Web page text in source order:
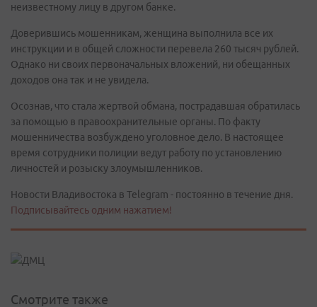
неизвестному лицу в другом банке.
Доверившись мошенникам, женщина выполнила все их
инструкции и в общей сложности перевела 260 тысяч рублей.
Однако ни своих первоначальных вложений, ни обещанных
доходов она так и не увидела.
Осознав, что стала жертвой обмана, пострадавшая обратилась
за помощью в правоохранительные органы. По факту
мошенничества возбуждено уголовное дело. В настоящее
время сотрудники полиции ведут работу по установлению
личностей и розыску злоумышленников.
Новости Владивостока в Telegram - постоянно в течение дня.
Подписывайтесь одним нажатием!
Смотрите также